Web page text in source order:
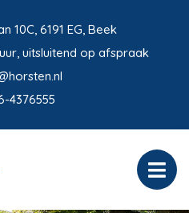
10C, 6191 EG, Beek
uitsluitend op afspraak
4376555